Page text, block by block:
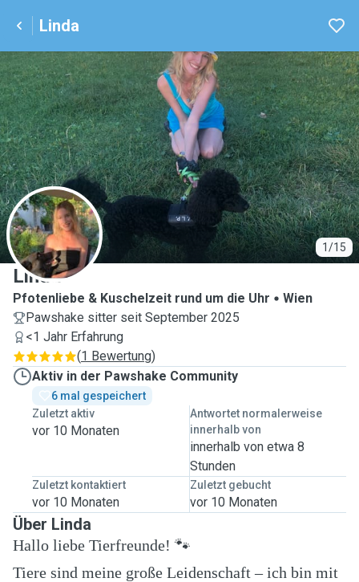
Linda
1/15
L
Linda
Pfotenliebe & Kuschelzeit rund um die Uhr
Wien
Pawshake sitter seit September 2025
<1 Jahr Erfahrung
(1 Bewertung)
Aktiv in der Pawshake Community
6 mal gespeichert
Zuletzt aktiv
vor 10 Monaten
Antwortet normalerweise
innerhalb von
innerhalb von etwa 8
Stunden
Zuletzt kontaktiert
vor 10 Monaten
Zuletzt gebucht
vor 10 Monaten
Über Linda
Hallo liebe Tierfreunde! 🐾
Tiere sind meine große Leidenschaft – ich bin mit